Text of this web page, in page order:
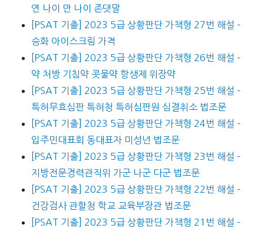
연 나이 만 나이 존댓말
[PSAT 기출] 2023 5급 상황판단 가책형 27번 해설 –
승화 아이스크림 가격
[PSAT 기출] 2023 5급 상황판단 가책형 26번 해설 –
약 처방 기침약 콧물약 항생제 위장약
[PSAT 기출] 2023 5급 상황판단 가책형 25번 해설 –
특허무효심판 특허청 특허심판원 심결취소 법조문
[PSAT 기출] 2023 5급 상황판단 가책형 24번 해설 –
입주민대표회 동대표자 미성년 법조문
[PSAT 기출] 2023 5급 상황판단 가책형 23번 해설 –
지방전문경력관직위 가군 나군 다군 법조문
[PSAT 기출] 2023 5급 상황판단 가책형 22번 해설 –
건강검사 관할청 학교 교육부장관 법조문
[PSAT 기출] 2023 5급 상황판단 가책형 21번 해설 –